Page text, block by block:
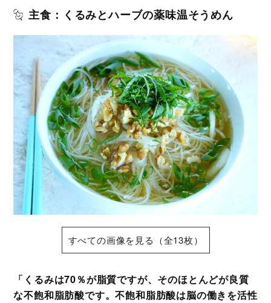
主食：くるみとハーブの薬味温そうめん
すべての画像を見る（全13枚）
「くるみは70％が脂質ですが、そのほとんどが良質
な不飽和脂肪酸です。不飽和脂肪酸は脳の働きを活性